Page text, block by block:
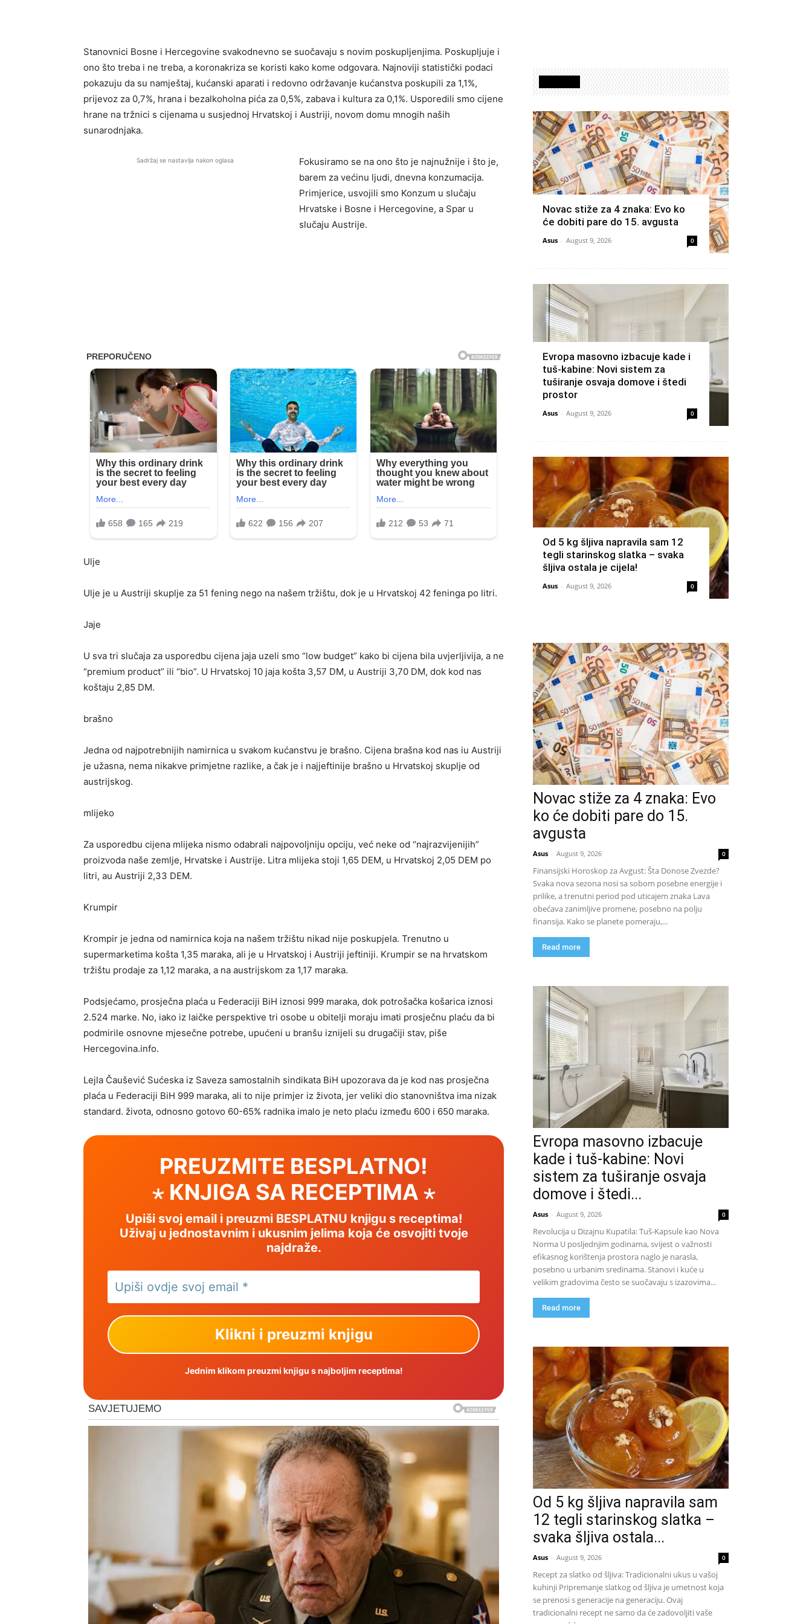
Stanovnici Bosne i Hercegovine svakodnevno se suočavaju s novim poskupljenjima. Poskupljuje i
ono što treba i ne treba, a koronakriza se koristi kako kome odgovara. Najnoviji statistički podaci
pokazuju da su namještaj, kućanski aparati i redovno održavanje kućanstva poskupili za 1,1%,
prijevoz za 0,7%, hrana i bezalkoholna pića za 0,5%, zabava i kultura za 0,1%. Usporedili smo cijene
hrane na tržnici s cijenama u susjednoj Hrvatskoj i Austriji, novom domu mnogih naših
sunarodnjaka.
Sadržaj se nastavlja nakon oglasa
Fokusiramo se na ono što je najnužnije i što je,
barem za većinu ljudi, dnevna konzumacija.
Primjerice, usvojili smo Konzum u slučaju
Hrvatske i Bosne i Hercegovine, a Spar u
slučaju Austrije.
Ulje
Ulje je u Austriji skuplje za 51 fening nego na našem tržištu, dok je u Hrvatskoj 42 feninga po litri.
Jaje
U sva tri slučaja za usporedbu cijena jaja uzeli smo “low budget” kako bi cijena bila uvjerljivija, a ne
“premium product” ili “bio”. U Hrvatskoj 10 jaja košta 3,57 DM, u Austriji 3,70 DM, dok kod nas
koštaju 2,85 DM.
brašno
Jedna od najpotrebnijih namirnica u svakom kućanstvu je brašno. Cijena brašna kod nas iu Austriji
je užasna, nema nikakve primjetne razlike, a čak je i najjeftinije brašno u Hrvatskoj skuplje od
austrijskog.
mlijeko
Za usporedbu cijena mlijeka nismo odabrali najpovoljniju opciju, već neke od “najrazvijenijih”
proizvoda naše zemlje, Hrvatske i Austrije. Litra mlijeka stoji 1,65 DEM, u Hrvatskoj 2,05 DEM po
litri, au Austriji 2,33 DEM.
Krumpir
Krompir je jedna od namirnica koja na našem tržištu nikad nije poskupjela. Trenutno u
supermarketima košta 1,35 maraka, ali je u Hrvatskoj i Austriji jeftiniji. Krumpir se na hrvatskom
tržištu prodaje za 1,12 maraka, a na austrijskom za 1,17 maraka.
Podsjećamo, prosječna plaća u Federaciji BiH iznosi 999 maraka, dok potrošačka košarica iznosi
2.524 marke. No, iako iz laičke perspektive tri osobe u obitelji moraju imati prosječnu plaću da bi
podmirile osnovne mjesečne potrebe, upućeni u branšu iznijeli su drugačiji stav, piše
Hercegovina.info.
Lejla Čaušević Sućeska iz Saveza samostalnih sindikata BiH upozorava da je kod nas prosječna
plaća u Federaciji BiH 999 maraka, ali to nije primjer iz života, jer veliki dio stanovništva ima nizak
standard. života, odnosno gotovo 60-65% radnika imalo je neto plaću između 600 i 650 maraka.
PREUZMITE BESPLATNO!
⋆ KNJIGA SA RECEPTIMA ⋆
Upiši svoj email i preuzmi BESPLATNU knjigu s receptima!
Uživaj u jednostavnim i ukusnim jelima koja će osvojiti tvoje
najdraže.
Jednim klikom preuzmi knjigu s najboljim receptima!
Novac stiže za 4 znaka: Evo ko
će dobiti pare do 15. avgusta
Asus - August 9, 2026 0
Evropa masovno izbacuje kade i
tuš-kabine: Novi sistem za
tuširanje osvaja domove i štedi
prostor
Asus - August 9, 2026 0
Od 5 kg šljiva napravila sam 12
tegli starinskog slatka – svaka
šljiva ostala je cijela!
Asus - August 9, 2026 0
Novac stiže za 4 znaka: Evo
ko će dobiti pare do 15.
avgusta
Asus - August 9, 2026 0
Finansijski Horoskop za Avgust: Šta Donose Zvezde?
Svaka nova sezona nosi sa sobom posebne energije i
prilike, a trenutni period pod uticajem znaka Lava
obećava zanimljive promene, posebno na polju
finansija. Kako se planete pomeraju,...
Read more
Evropa masovno izbacuje
kade i tuš-kabine: Novi
sistem za tuširanje osvaja
domove i štedi...
Asus - August 9, 2026 0
Revolucija u Dizajnu Kupatila: Tuš-Kapsule kao Nova
Norma U posljednjim godinama, svijest o važnosti
efikasnog korištenja prostora naglo je narasla,
posebno u urbanim sredinama. Stanovi i kuće u
velikim gradovima često se suočavaju s izazovima...
Read more
Od 5 kg šljiva napravila sam
12 tegli starinskog slatka –
svaka šljiva ostala...
Asus - August 9, 2026 0
Recept za slatko od šljiva: Tradicionalni ukus u vašoj
kuhinji Pripremanje slatkog od šljiva je umetnost koja
se prenosi s generacije na generaciju. Ovaj
tradicionalni recept ne samo da će zadovoljiti vaše